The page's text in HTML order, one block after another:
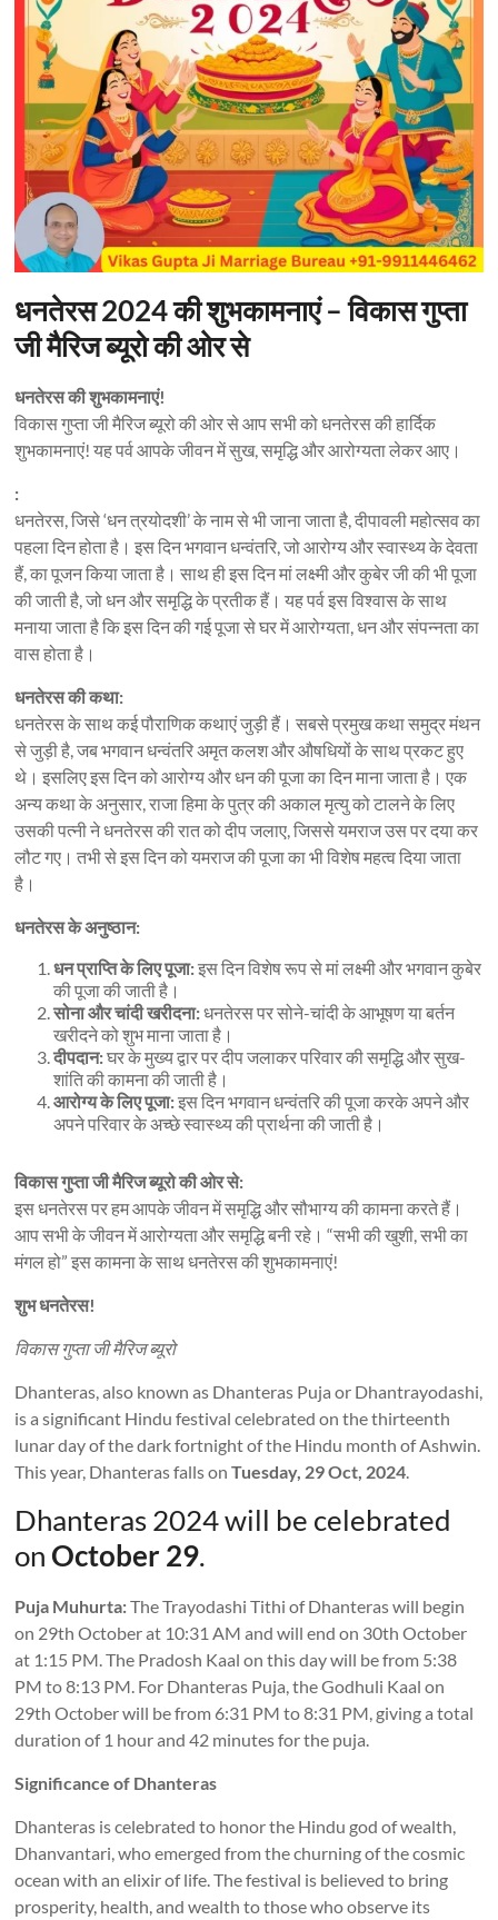
धनतेरस 2024 की शुभकामनाएं – विकास गुप्ता
जी मैरिज ब्यूरो की ओर से
धनतेरस की शुभकामनाएं!
विकास गुप्ता जी मैरिज ब्यूरो की ओर से आप सभी को धनतेरस की हार्दिक
शुभकामनाएं! यह पर्व आपके जीवन में सुख, समृद्धि और आरोग्यता लेकर आए।
:
धनतेरस, जिसे ‘धन त्रयोदशी’ के नाम से भी जाना जाता है, दीपावली महोत्सव का
पहला दिन होता है। इस दिन भगवान धन्वंतरि, जो आरोग्य और स्वास्थ्य के देवता
हैं, का पूजन किया जाता है। साथ ही इस दिन मां लक्ष्मी और कुबेर जी की भी पूजा
की जाती है, जो धन और समृद्धि के प्रतीक हैं। यह पर्व इस विश्वास के साथ
मनाया जाता है कि इस दिन की गई पूजा से घर में आरोग्यता, धन और संपन्नता का
वास होता है।
धनतेरस की कथा:
धनतेरस के साथ कई पौराणिक कथाएं जुड़ी हैं। सबसे प्रमुख कथा समुद्र मंथन
से जुड़ी है, जब भगवान धन्वंतरि अमृत कलश और औषधियों के साथ प्रकट हुए
थे। इसलिए इस दिन को आरोग्य और धन की पूजा का दिन माना जाता है। एक
अन्य कथा के अनुसार, राजा हिमा के पुत्र की अकाल मृत्यु को टालने के लिए
उसकी पत्नी ने धनतेरस की रात को दीप जलाए, जिससे यमराज उस पर दया कर
लौट गए। तभी से इस दिन को यमराज की पूजा का भी विशेष महत्व दिया जाता
है।
धनतेरस के अनुष्ठान:
धन प्राप्ति के लिए पूजा:इस दिन विशेष रूप से मां लक्ष्मी और भगवान कुबेर
की पूजा की जाती है।
सोना और चांदी खरीदना:धनतेरस पर सोने-चांदी के आभूषण या बर्तन
खरीदने को शुभ माना जाता है।
दीपदान:घर के मुख्य द्वार पर दीप जलाकर परिवार की समृद्धि और सुख-
शांति की कामना की जाती है।
आरोग्य के लिए पूजा:इस दिन भगवान धन्वंतरि की पूजा करके अपने और
अपने परिवार के अच्छे स्वास्थ्य की प्रार्थना की जाती है।
विकास गुप्ता जी मैरिज ब्यूरो की ओर से:
इस धनतेरस पर हम आपके जीवन में समृद्धि और सौभाग्य की कामना करते हैं।
आप सभी के जीवन में आरोग्यता और समृद्धि बनी रहे। “सभी की खुशी, सभी का
मंगल हो” इस कामना के साथ धनतेरस की शुभकामनाएं!
शुभ धनतेरस!
विकास गुप्ता जी मैरिज ब्यूरो
Dhanteras, also known as Dhanteras Puja or Dhantrayodashi,
is a significant Hindu festival celebrated on the thirteenth
lunar day of the dark fortnight of the Hindu month of Ashwin.
This year, Dhanteras falls onTuesday, 29 Oct, 2024.
Dhanteras 2024 will be celebrated
on October 29.
Puja Muhurta:The Trayodashi Tithi of Dhanteras will begin
on 29th October at 10:31 AM and will end on 30th October
at 1:15 PM. The Pradosh Kaal on this day will be from 5:38
PM to 8:13 PM. For Dhanteras Puja, the Godhuli Kaal on
29th October will be from 6:31 PM to 8:31 PM, giving a total
duration of 1 hour and 42 minutes for the puja.
Significance of Dhanteras
Dhanteras is celebrated to honor the Hindu god of wealth,
Dhanvantari, who emerged from the churning of the cosmic
ocean with an elixir of life. The festival is believed to bring
prosperity, health, and wealth to those who observe its